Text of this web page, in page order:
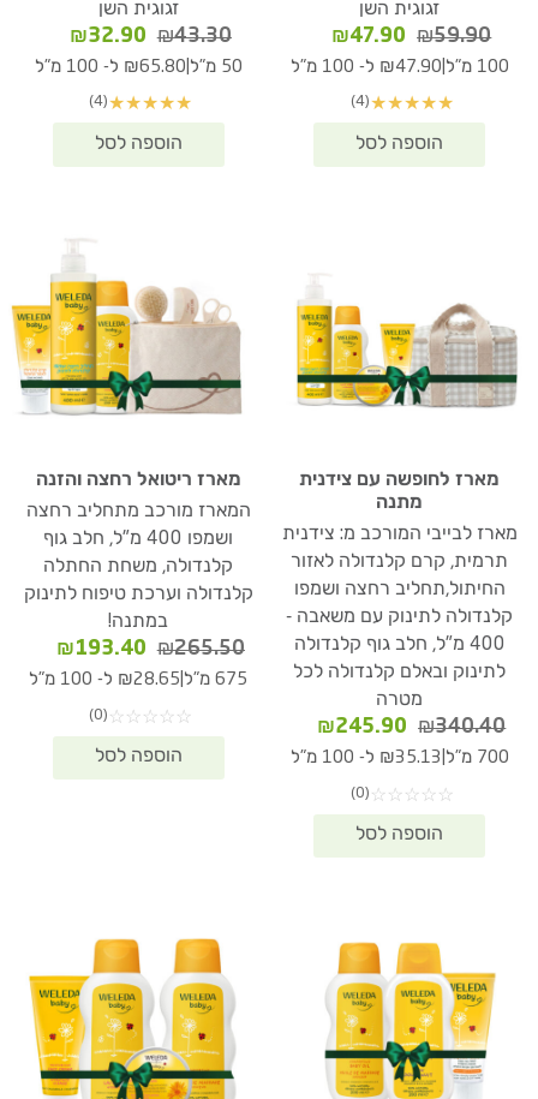
זגוגית השן
₪59.90
המחיר
המקורי
₪59.90.
₪47.90
המחיר
הנוכחי
100 מ"ל ₪47.90 ל- 100 מ"ל
★
★
★
★
★
(4)
זגוגית השן
₪43.30
המחיר
המקורי
₪43.30.
₪32.90
הנוכחי
50 מ"ל ₪65.80 ל- 100 מ"ל
★
★
★
★
★
(4)
מארז לחופשה עם צידנית
מתנה
מארז לבייבי המורכב מ: צידנית
תרמית, קרם קלנדולה לאזור
החיתול,תחליב רחצה ושמפו
קלנדולה לתינוק עם משאבה -
400 מ"ל, חלב גוף קלנדולה
לתינוק ובאלם קלנדולה לכל
מטרה
₪340.40
המחיר
המקורי
₪340.40.
₪245.90
המחיר
הנוכחי
700 מ"ל ₪35.13 ל- 100 מ"ל
☆
☆
☆
☆
☆
(0)
מארז ריטואל רחצה והזנה
המארז מורכב מתחליב רחצה
ושמפו 400 מ"ל, חלב גוף
קלנדולה, משחת החתלה
קלנדולה וערכת טיפוח לתינוק
במתנה!
₪265.50
המחיר
המקורי
₪265.50.
₪193.40
הנוכחי
675 מ"ל ₪28.65 ל- 100 מ"ל
☆
☆
☆
☆
☆
(0)